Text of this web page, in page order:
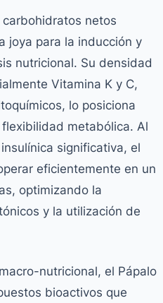
netos
joya para la inducción y
nutricional. Su densidad
Vitamina K y C,
lo posiciona
metabólica. Al
significativa, el
eficientemente en un
optimizando la
y la utilización de
nutricional, el Pápalo
bioactivos que